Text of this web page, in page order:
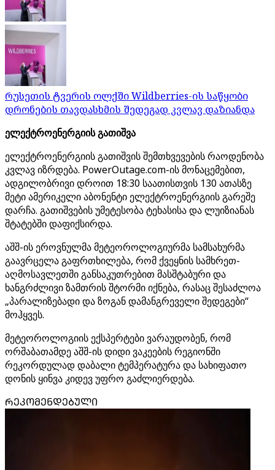
რუსეთის ტვერის ოლქში Wildberries-ის საწყობი
დრონების თავდასხმის შედეგად კვლავ დაზიანდა
ელექტროენერგიის გათიშვა
ელექტროენერგიის გათიშვის შემთხვევების რაოდენობა
კვლავ იზრდება. PowerOutage.com-ის მონაცემებით,
ადგილობრივი დროით 18:30 საათისთვის 130 ათასზე
მეტი ამერიკელი აბონენტი ელექტროენერგიის გარეშე
დარჩა. გათიშვების უმეტესობა ტეხასისა და ლუიზიანას
შტატებში დაფიქსირდა.
აშშ-ის ეროვნულმა მეტეოროლოგიურმა სამსახურმა
გაავრცელა გაფრთხილება, რომ ქვეყნის სამხრეთ-
აღმოსავლეთში განსაკუთრებით მასშტაბური და
ხანგრძლივი ზამთრის შტორმი იქნება, რასაც შესაძლოა
„პარალიზებადი და ზოგან დამანგრეველი შედეგები“
მოჰყვეს.
მეტეოროლოგიის ექსპერტები ვარაუდობენ, რომ
ორშაბათამდე აშშ-ის დიდი ვაკეების რეგიონში
რეკორდულად დაბალი ტემპერატურა და სახიფათო
დონის ყინვა კიდევ უფრო გაძლიერდება.
ᲠᲔᲙᲝᲛᲔᲜᲓᲔᲑᲣᲚᲘ